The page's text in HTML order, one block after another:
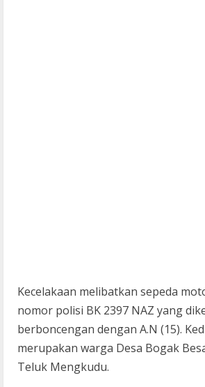
Kecelakaan melibatkan sepeda
nomor polisi BK 2397 NAZ yang
berboncengan dengan A.N (15).
merupakan warga Desa Bogak
Teluk Mengkudu.